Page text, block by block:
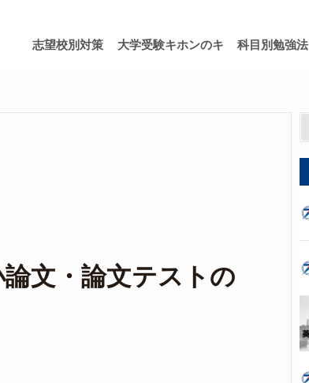
志望校別対策 大学受験キホンのキ 科目別勉強法
文・論文テストの